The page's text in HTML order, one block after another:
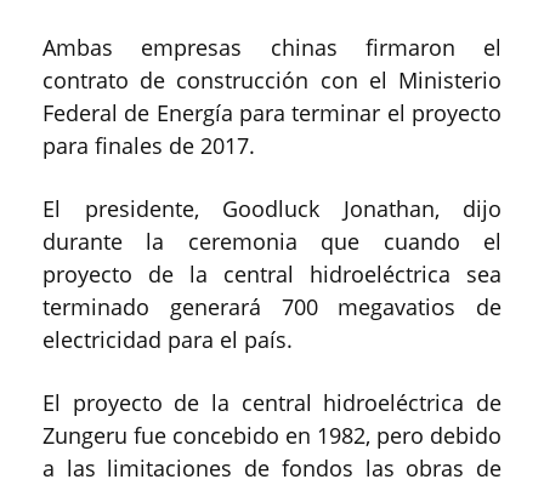
Ambas empresas chinas firmaron el
contrato de construcción con el Ministerio
Federal de Energía para terminar el proyecto
para finales de 2017.
El presidente, Goodluck Jonathan, dijo
durante la ceremonia que cuando el
proyecto de la central hidroeléctrica sea
terminado generará 700 megavatios de
electricidad para el país.
El proyecto de la central hidroeléctrica de
Zungeru fue concebido en 1982, pero debido
a las limitaciones de fondos las obras de